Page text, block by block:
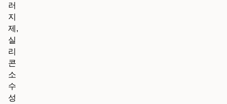
러
지
제,
실
리
콘
소
수
성